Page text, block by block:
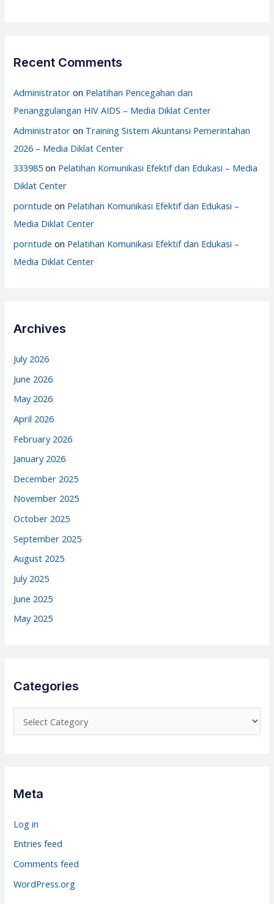
Recent Comments
Administrator on Pelatihan Pencegahan dan
Penanggulangan HIV AIDS – Media Diklat Center
Administrator on Training Sistem Akuntansi Pemerintahan
2026 – Media Diklat Center
333985 on Pelatihan Komunikasi Efektif dan Edukasi – Media
Diklat Center
porntude on Pelatihan Komunikasi Efektif dan Edukasi –
Media Diklat Center
porntude on Pelatihan Komunikasi Efektif dan Edukasi –
Media Diklat Center
Archives
July 2026
June 2026
May 2026
April 2026
February 2026
January 2026
December 2025
November 2025
October 2025
September 2025
August 2025
July 2025
June 2025
May 2025
Categories
a
r
i
Meta
Log in
Entries feed
Comments feed
WordPress.org